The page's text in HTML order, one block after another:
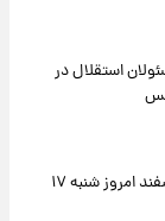
استقلال در
قیمت گوشت گوساله و گوسفند امروز شنبه ۱۷